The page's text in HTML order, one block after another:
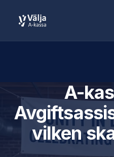
A-
vilken